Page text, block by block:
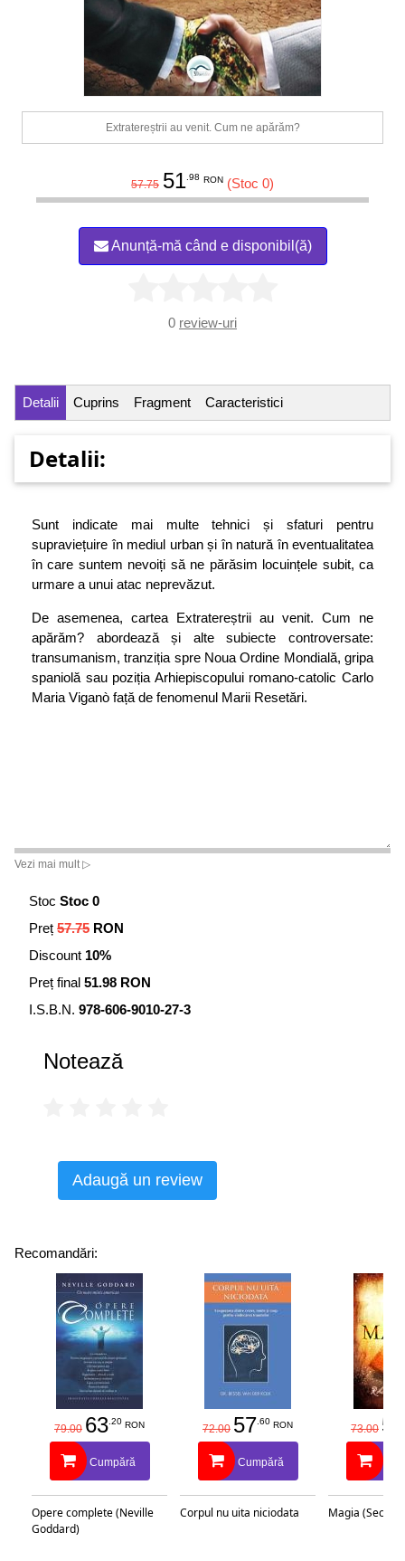
Extratereștrii au venit. Cum ne apărăm?
57.75 51.98 RON (Stoc 0)
Anunță-mă când e disponibil(ă)
0 review-uri
Detalii Cuprins Fragment Caracteristici
Detalii:
Sunt indicate mai multe tehnici și sfaturi pentru
supraviețuire în mediul urban și în natură în eventualitatea
în care suntem nevoiți să ne părăsim locuințele subit, ca
urmare a unui atac neprevăzut.
De asemenea, cartea Extratereștrii au venit. Cum ne
apărăm? abordează și alte subiecte controversate:
transumanism, tranziția spre Noua Ordine Mondială, gripa
spaniolă sau poziția Arhiepiscopului romano-catolic Carlo
Maria Viganò față de fenomenul Marii Resetări.
Vezi mai mult ▷
Stoc Stoc 0
Preț 57.75 RON
Discount 10%
Preț final 51.98 RON
I.S.B.N. 978-606-9010-27-3
Notează
Adaugă un review
Recomandări:
79.00 63.20 RON
Cumpără
Opere complete (Neville
Goddard)
72.00 57.60 RON
Cumpără
Corpul nu uita niciodata
73.00 58
Magia